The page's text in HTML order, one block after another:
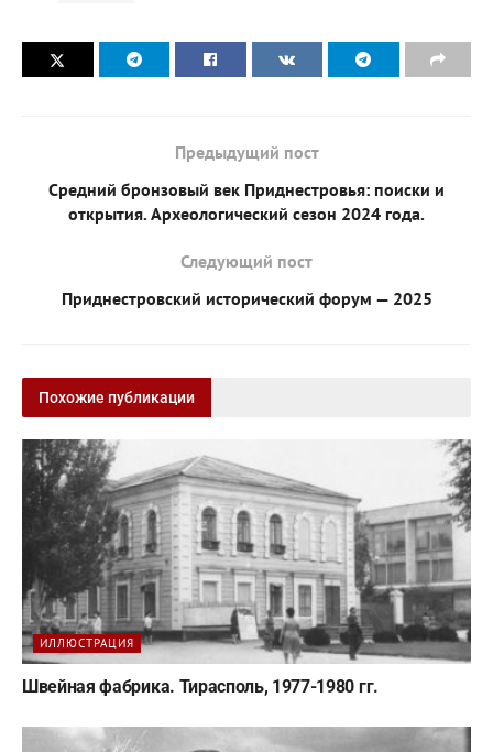
Предыдущий пост
Средний бронзовый век Приднестровья: поиски и
открытия. Археологический сезон 2024 года.
Следующий пост
Приднестровский исторический форум — 2025
Похожие публикации
ИЛЛЮСТРАЦИЯ
Швейная фабрика. Тирасполь, 1977-1980 гг.